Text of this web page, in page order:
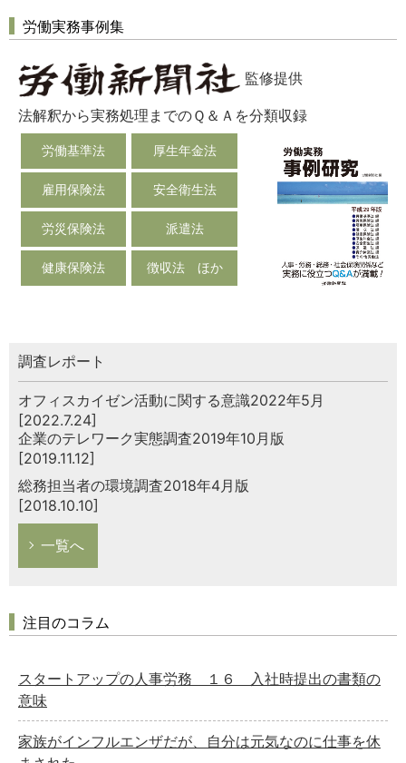
労働実務事例集
監修提供
法解釈から実務処理までのＱ＆Ａを分類収録
労働基準法 厚生年金法
雇用保険法 安全衛生法
労災保険法 派遣法
健康保険法 徴収法 ほか
調査レポート
オフィスカイゼン活動に関する意識2022年5月
[2022.7.24]
企業のテレワーク実態調査2019年10月版
[2019.11.12]
総務担当者の環境調査2018年4月版
[2018.10.10]
一覧へ
注目のコラム
スタートアップの人事労務 １６ 入社時提出の書類の
意味
家族がインフルエンザだが、自分は元気なのに仕事を休